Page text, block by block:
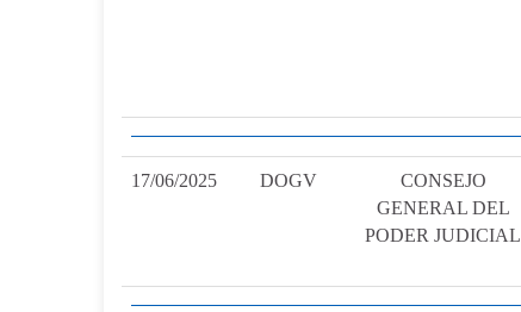
17/06/2025 DOGV
CONSEJO
GENERAL DEL
PODER JUDICIAL